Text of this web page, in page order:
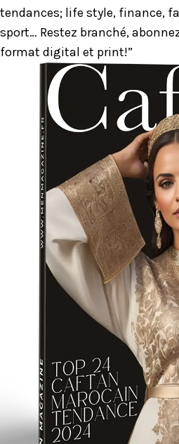
tendances; life style, finance,
sport… Restez branché,
format digital et print!”